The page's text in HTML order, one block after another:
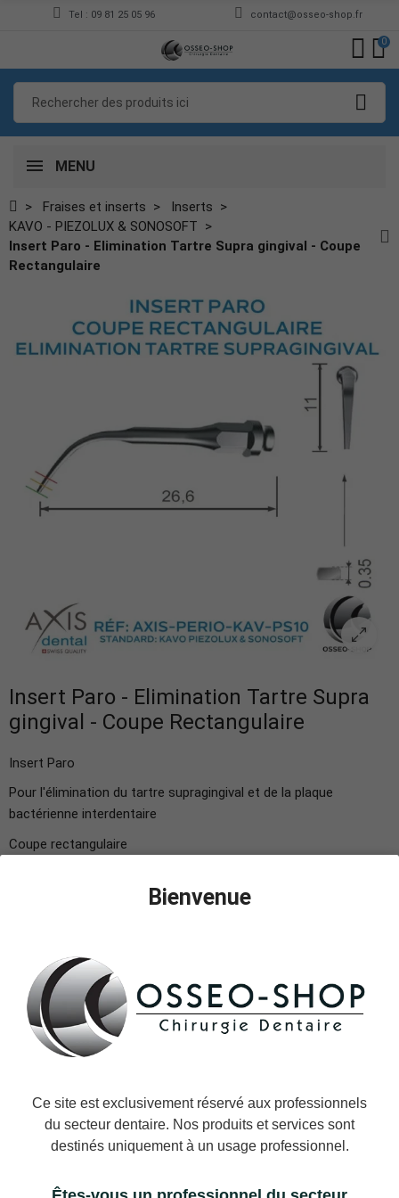
Tel : 09 81 25 05 96 contact@osseo-shop.fr
0
MENU
Fraises et inserts
Inserts
KAVO - PIEZOLUX & SONOSOFT
Insert Paro - Elimination Tartre Supra gingival - Coupe
Rectangulaire
Insert Paro - Elimination Tartre Supra
gingival - Coupe Rectangulaire
Insert Paro
Pour l'élimination du tartre supragingival et de la plaque
bactérienne interdentaire
Coupe rectangulaire
Inserts à Ultrasons Axis Dental.
Instructions D'utilisation
MARQUE:
Axis Dental
AXIS-PERIO-KAV-PS10
44,90 € TTC
Expédition le jour même ou le jour ouvré suivant.
Bienvenue
Ce site est exclusivement réservé aux professionnels
du secteur dentaire. Nos produits et services sont
destinés uniquement à un usage professionnel.